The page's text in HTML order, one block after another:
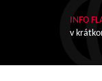
INFO
v